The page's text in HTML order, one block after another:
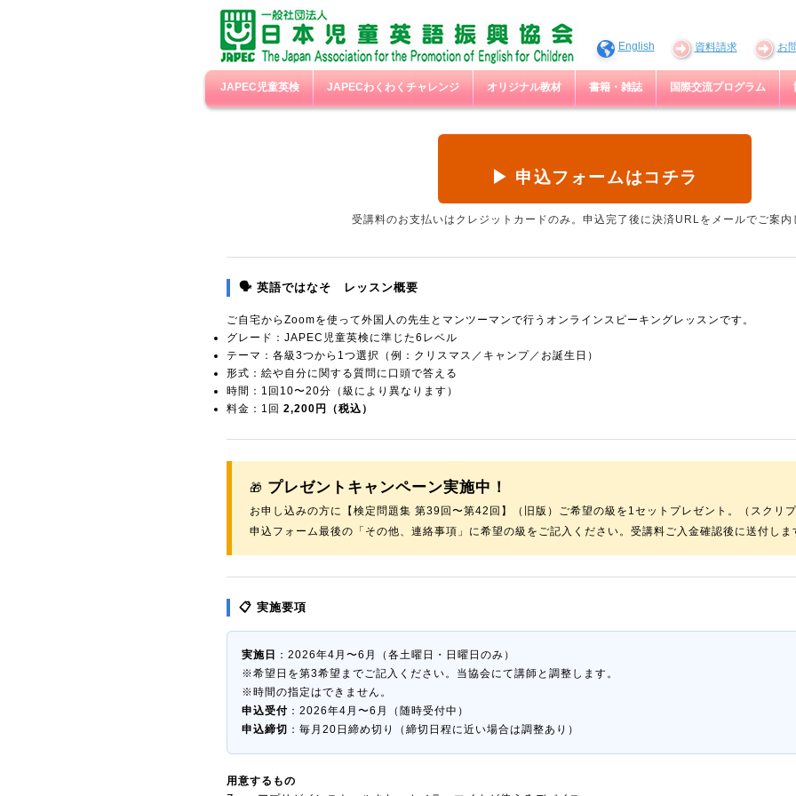
English 資料請求 お
JAPEC児童英検 JAPECわくわくチャレンジ オリジナル教材 書籍・雑誌 国際交流プログラム
▶ 申込フォームはコチラ
受講料のお支払いはクレジットカードのみ。申込完了後に決済URLをメールでご案内
🗣️ 英語ではなそ レッスン概要
ご自宅からZoomを使って外国人の先生とマンツーマンで行うオンラインスピーキングレッスンです。
グレード：JAPEC児童英検に準じた6レベル
テーマ：各級3つから1つ選択（例：クリスマス／キャンプ／お誕生日）
形式：絵や自分に関する質問に口頭で答える
時間：1回10〜20分（級により異なります）
料金：1回 2,200円（税込）
🎁 プレゼントキャンペーン実施中！
お申し込みの方に【検定問題集 第39回〜第42回】（旧版）ご希望の級を1セットプレゼント。（スクリ
申込フォーム最後の「その他、連絡事項」に希望の級をご記入ください。受講料ご入金確認後に送付しま
📋 実施要項
実施日
：2026年4月〜6月（各土曜日・日曜日のみ）
※希望日を第3希望までご記入ください。当協会にて講師と調整します。
※時間の指定はできません。
申込受付：2026年4月〜6月（随時受付中）
申込締切 ：毎月20日締め切り（締切日程に近い場合は調整あり）
用意するもの